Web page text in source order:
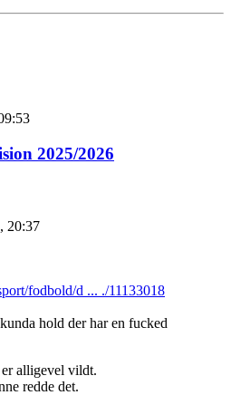
2025/2026
20:37
fodbold/d ... ./11133018
hold der har en fucked
alligevel vildt.
redde det.